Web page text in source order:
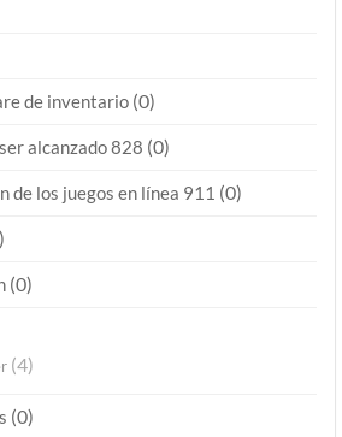
de inventario (0)
alcanzado 828 (0)
de los juegos en línea 911 (0)
(0)
(4)
(0)